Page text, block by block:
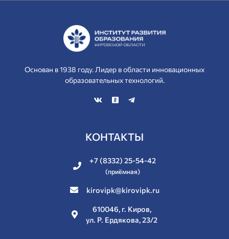
Основан в 1938 году. Лидер в области инновационных
образовательных технологий.
КОНТАКТЫ
+7 (8332) 25-54-42
(приёмная)
kirovipk@kirovipk.ru
610046, г. Киров,
ул. Р. Ердякова, 23/2